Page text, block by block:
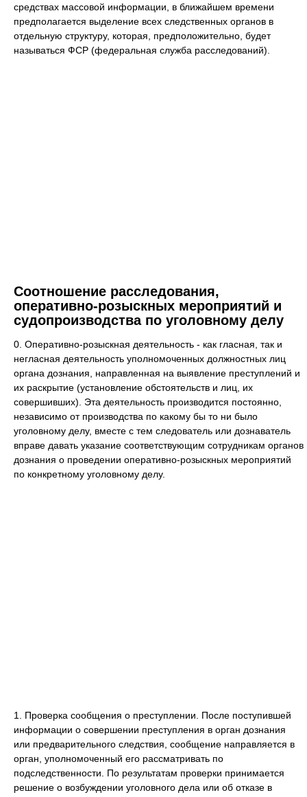
средствах массовой информации, в ближайшем времени
предполагается выделение всех следственных органов в
отдельную структуру, которая, предположительно, будет
называться ФСР (федеральная служба расследований).
Соотношение расследования,
оперативно-розыскных мероприятий и
судопроизводства по уголовному делу
0. Оперативно-розыскная деятельность - как гласная, так и
негласная деятельность уполномоченных должностных лиц
органа дознания, направленная на выявление преступлений и
их раскрытие (установление обстоятельств и лиц, их
совершивших). Эта деятельность производится постоянно,
независимо от производства по какому бы то ни было
уголовному делу, вместе с тем следователь или дознаватель
вправе давать указание соответствующим сотрудникам органов
дознания о проведении оперативно-розыскных мероприятий
по конкретному уголовному делу.
1. Проверка сообщения о преступлении. После поступившей
информации о совершении преступления в орган дознания
или предварительного следствия, сообщение направляется в
орган, уполномоченный его рассматривать по
подследственности. По результатам проверки принимается
решение о возбуждении уголовного дела или об отказе в